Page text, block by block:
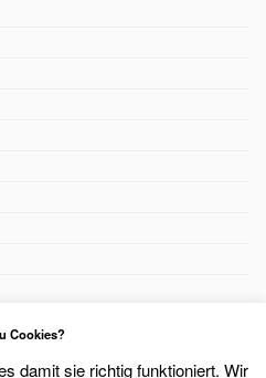
Cookies?
damit sie richtig funktioniert. Wir